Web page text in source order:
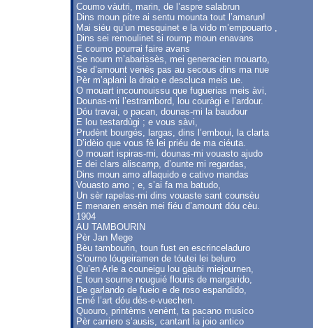
Coumo vàutri, marin, de l’aspre salabrun
Dins moun pitre ai sentu mounta tout l’amarun!
Mai siéu qu’un mesquinet e la vido m’empouarto ,
Dins sei remoulinet si roump moun enavans
E coumo pourrai faire avans
Se noum m’abarissès, mei generacien mouarto,
Se d’amount venès pas au secous dins ma nue
Pèr m’aplani la draio e descluca meis ue.
O mouart incounouissu que fuguerias meis àvi,
Dounas-mi l’estrambord, lou couràgi e l’ardour.
Dóu travai, o pacan, dounas-mi la baudour
E lou testardùgi ; e vous sàvi,
Prudènt bourgés, largas, dins l’emboui, la clarta
D’idèio que vous fè lei priéu de ma ciéuta.
O mouart ispiras-mi, dounas-mi vouasto ajudo
E dei clars aliscamp, d’ounte mi regardas,
Dins moun amo aflaquido e cativo mandas
Vouasto amo ; e, s’ai fa ma batudo,
Un sèr rapelas-mi dins vouaste sant counsèu
E menaren ensèn mei fiéu d’amount dóu cèu.
1904
AU TAMBOURIN
Pèr Jan Mege
Bèu tambourin, toun fust en escrinceladuro
S’ourno lóugeiramen de tóutei lei beluro
Qu’en Arle a couneigu lou gàubi miejournen,
E toun sourne nouguié flouris de margarido,
De garlando de fueio e de roso espandido,
Emé l’art dóu dès-e-vuechen.
Quouro, printèms venènt, ta pacano musico
Pèr carriero s’ausis, cantant la joio antico